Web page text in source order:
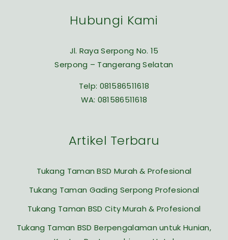
Hubungi Kami
Jl. Raya Serpong No. 15
Serpong – Tangerang Selatan
Telp: 081586511618
WA: 081586511618
Artikel Terbaru
Tukang Taman BSD Murah & Profesional
Tukang Taman Gading Serpong Profesional
Tukang Taman BSD City Murah & Profesional
Tukang Taman BSD Berpengalaman untuk Hunian,